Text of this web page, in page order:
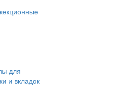
для
и вкладок